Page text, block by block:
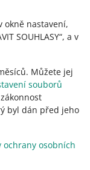
okně nastavení,
SOUHLASY“, a v
Můžete jej
souborů
byl dán před jeho
ochrany osobních